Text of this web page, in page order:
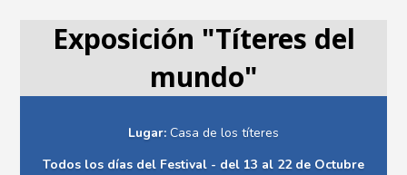
Exposición "Títeres del
mundo"
Lugar: Casa de los títeres
Todos los días del Festival - del 13 al 22 de Octubre